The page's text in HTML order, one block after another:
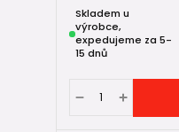
Skladem u
výrobce,
expedujeme za 5-
15 dnů